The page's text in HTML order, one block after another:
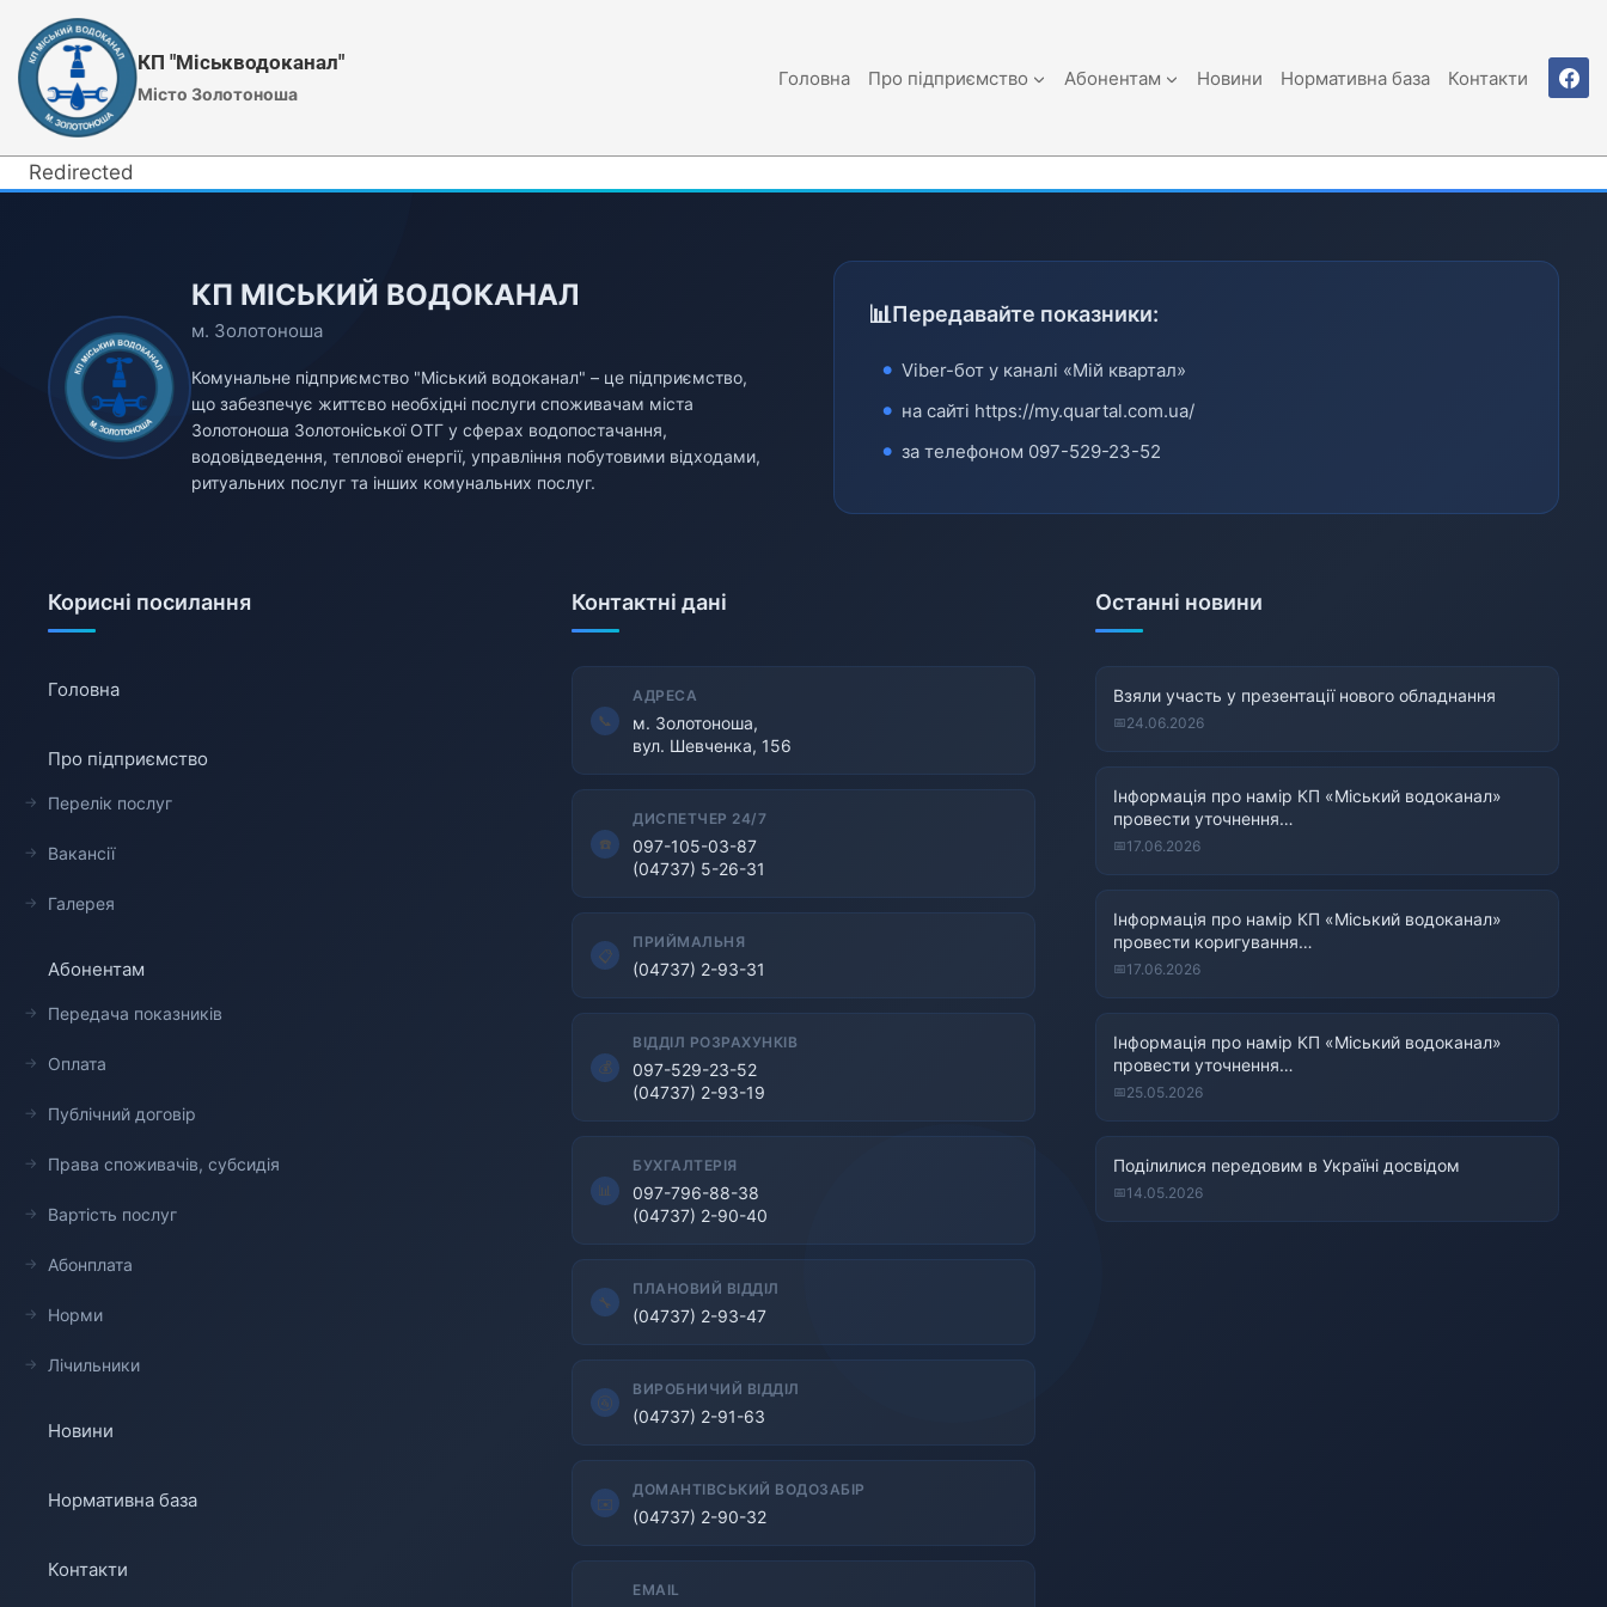
Перейти
до
вмісту
КП "Міськводоканал"
Місто Золотоноша
Головна Про підприємство Абонентам Новини Нормативна база Контакти
Redirected
КП МІСЬКИЙ ВОДОКАНАЛ
м. Золотоноша
Комунальне підприємство "Міський водоканал" – це підприємство,
що забезпечує життєво необхідні послуги споживачам міста
Золотоноша Золотоніської ОТГ у сферах водопостачання,
водовідведення, теплової енергії, управління побутовими відходами,
ритуальних послуг та інших комунальних послуг.
Передавайте показники:
Viber-бот у каналі «Мій квартал»
на сайті https://my.quartal.com.ua/
за телефоном 097-529-23-52
Корисні посилання
Головна
Про підприємство
Перелік послуг
Вакансії
Галерея
Абонентам
Передача показників
Оплата
Публічний договір
Права споживачів, субсидія
Вартість послуг
Абонплата
Норми
Лічильники
Новини
Нормативна база
Контакти
Контактні дані
АДРЕСА
м. Золотоноша,
вул. Шевченка, 156
ДИСПЕТЧЕР 24/7
097-105-03-87
(04737) 5-26-31
ПРИЙМАЛЬНЯ
(04737) 2-93-31
ВІДДІЛ РОЗРАХУНКІВ
097-529-23-52
(04737) 2-93-19
БУХГАЛТЕРІЯ
097-796-88-38
(04737) 2-90-40
ПЛАНОВИЙ ВІДДІЛ
(04737) 2-93-47
ВИРОБНИЧИЙ ВІДДІЛ
(04737) 2-91-63
ДОМАНТІВСЬКИЙ ВОДОЗАБІР
(04737) 2-90-32
EMAIL
Останні новини
Взяли участь у презентації нового обладнання
24.06.2026
Інформація про намір КП «Міський водоканал»
провести уточнення…
17.06.2026
Інформація про намір КП «Міський водоканал»
провести коригування…
17.06.2026
Інформація про намір КП «Міський водоканал»
провести уточнення…
25.05.2026
Поділилися передовим в Україні досвідом
14.05.2026